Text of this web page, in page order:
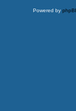
Powered by